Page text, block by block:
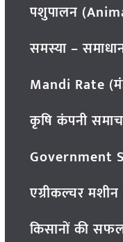
पशुपालन
समस्या –
Mandi Rate
कृषि कंपनी
Government
एग्रीकल्चर
किसानों की